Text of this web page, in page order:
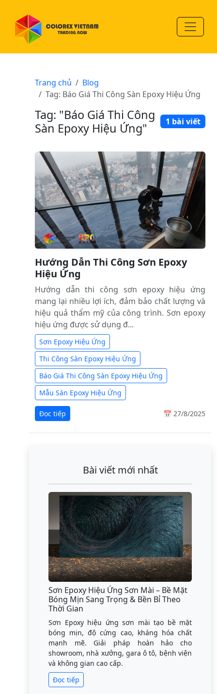
Trang chủ
Blog
Tag: Báo Giá Thi Công Sàn Epoxy Hiệu Ứng
Tag: "Báo Giá Thi Công
Sàn Epoxy Hiệu Ứng"
1 bài viết
Hướng Dẫn Thi Công Sơn Epoxy
Hiệu Ứng
Hướng dẫn thi công sơn epoxy hiệu ứng
mang lại nhiều lợi ích, đảm bảo chất lượng và
hiệu quả thẩm mỹ của công trình. Sơn epoxy
hiệu ứng được sử dụng đ...
Sơn Epoxy Hiệu Ứng
Thi Công Sàn Epoxy Hiệu Ứng
Báo Giá Thi Công Sàn Epoxy Hiệu Ứng
Mẫu Sàn Epoxy Hiệu Ứng
Đọc tiếp 📅 27/8/2025
Bài viết mới nhất
Sơn Epoxy Hiệu Ứng Sơn Mài – Bề Mặt
Bóng Mịn Sang Trọng & Bền Bỉ Theo
Thời Gian
Sơn Epoxy hiệu ứng sơn mài tạo bề mặt
bóng mịn, độ cứng cao, kháng hóa chất
mạnh mẽ. Giải pháp hoàn hảo cho
showroom, nhà xưởng, gara ô tô, bệnh viện
và không gian cao cấp.
Đọc tiếp